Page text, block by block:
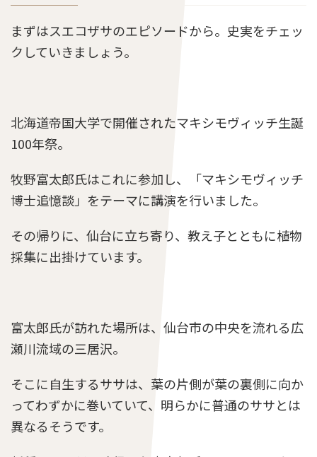
らんまん第63話のあらすじとネタバレ感想「横
倉山での植物採集」
らんまん第111話のあらすじとネタバレ感想「竹
雄と綾の夢」
らんまん第73話のあらすじとネタバレ感想「寿
恵子の計画」
らんまん第58話のあらすじとネタバレ感想「タ
キとの再会」
らんまん第92話のあらすじとネタバレ感想「綾
と竹雄の上京」
まずはスエコザサのエピソードから。史実をチェッ
クしていきましょう。
北海道帝国大学で開催されたマキシモヴィッチ生誕
100年祭。
牧野富太郎氏はこれに参加し、「マキシモヴィッチ
博士追憶談」をテーマに講演を行いました。
その帰りに、仙台に立ち寄り、教え子とともに植物
採集に出掛けています。
富太郎氏が訪れた場所は、仙台市の中央を流れる広
瀬川流域の三居沢。
そこに自生するササは、葉の片側が葉の裏側に向か
ってわずかに巻いていて、明らかに普通のササとは
異なるそうです。